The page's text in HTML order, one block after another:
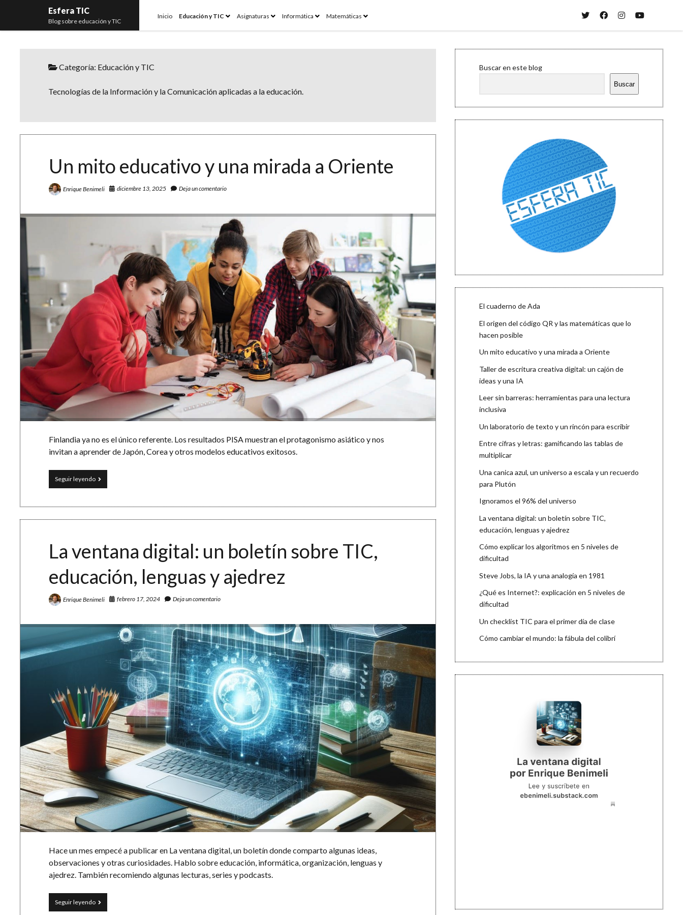
Esfera TIC
Blog sobre educación y TIC
Inicio Educación y TIC openAsignaturas openInformática openMatemáticas open
twitterfacebook
instagramyoutube
Categoría: Educación y TIC
Tecnologías de la Información y la Comunicación aplicadas a la educación.
Un mito educativo y una mirada a Oriente
Enrique Benimeli diciembre 13, 2025 Deja un comentario
Finlandia ya no es el único referente. Los resultados PISA muestran el protagonismo asiático y nos
invitan a aprender de Japón, Corea y otros modelos educativos exitosos.
Seguir leyendoUn
mito
y
La ventana digital: un boletín sobre TIC,
educación, lenguas y ajedrez
Enrique Benimeli febrero 17, 2024 Deja un comentario
Hace un mes empecé a publicar en La ventana digital, un boletín donde comparto algunas ideas,
observaciones y otras curiosidades. Hablo sobre educación, informática, organización, lenguas y
ajedrez. También recomiendo algunas lecturas, series y podcasts.
Seguir leyendoLa
ventana
Sidebar
Buscar en este blog
Buscar
El cuaderno de Ada
El origen del código QR y las matemáticas que lo
hacen posible
Un mito educativo y una mirada a Oriente
Taller de escritura creativa digital: un cajón de
ideas y una IA
Leer sin barreras: herramientas para una lectura
inclusiva
Un laboratorio de texto y un rincón para escribir
Entre cifras y letras: gamificando las tablas de
multiplicar
Una canica azul, un universo a escala y un recuerdo
para Plutón
Ignoramos el 96% del universo
La ventana digital: un boletín sobre TIC,
educación, lenguas y ajedrez
Cómo explicar los algoritmos en 5 niveles de
dificultad
Steve Jobs, la IA y una analogía en 1981
¿Qué es Internet?: explicación en 5 niveles de
dificultad
Un checklist TIC para el primer día de clase
Cómo cambiar el mundo: la fábula del colibrí